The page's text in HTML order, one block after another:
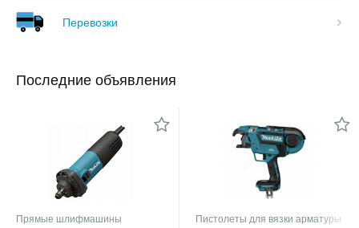
Перевозки
Последние объявления
Прямые шлифмашины Пистолеты для вязки арматуры